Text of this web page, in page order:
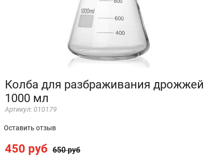
Колба для разбраживания дрожжей
1000 мл
Артикул: 010179
Оставить отзыв
450 руб 650 руб